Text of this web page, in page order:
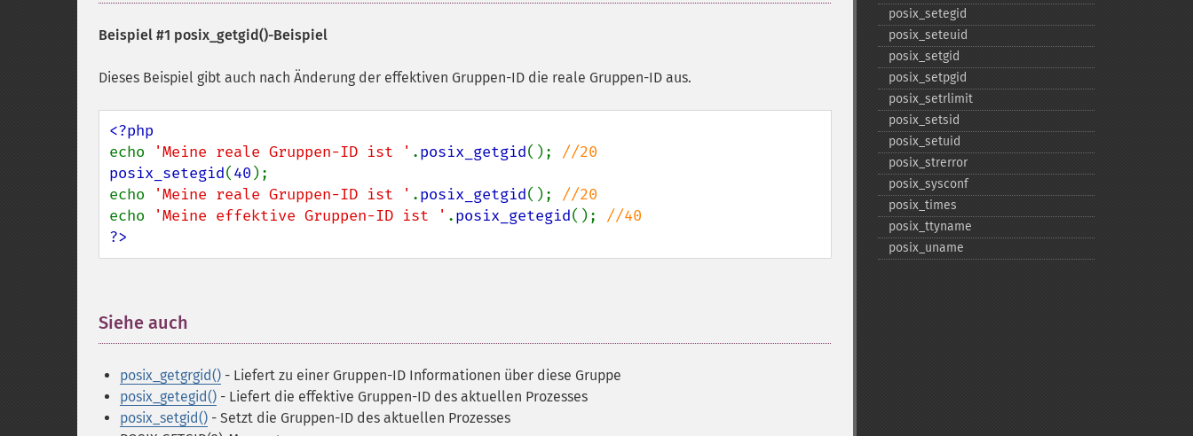
Beispiel #1 posix_getgid()-Beispiel
Dieses Beispiel gibt auch nach Änderung der effektiven Gruppen-ID die reale Gruppen-ID aus.
echo
'Meine reale Gruppen-ID ist ' .posix_getgid();
posix_setegid(40 );
echo
'Meine reale Gruppen-ID ist ' .posix_getgid();
echo
'Meine effektive Gruppen-ID ist ' .posix_getegid();
?>
Siehe auch
posix_getgrgid() - Liefert zu einer Gruppen-ID Informationen über diese Gruppe
posix_getegid() - Liefert die effektive Gruppen-ID des aktuellen Prozesses
posix_setgid() - Setzt die Gruppen-ID des aktuellen Prozesses
posix_​setegid
posix_​seteuid
posix_​setgid
posix_​setpgid
posix_​setrlimit
posix_​setsid
posix_​setuid
posix_​strerror
posix_​sysconf
posix_​times
posix_​ttyname
posix_​uname